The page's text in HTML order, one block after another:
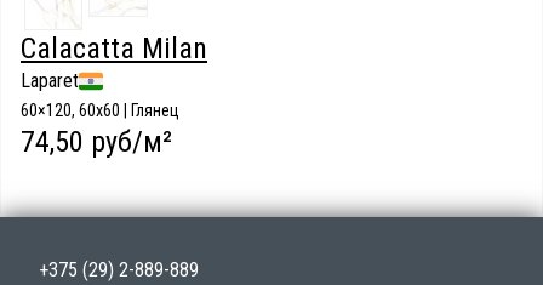
Calacatta Milan
Laparet
60×120, 60x60 | Глянец
74,50 руб/м²
+375 (29) 2-889-889